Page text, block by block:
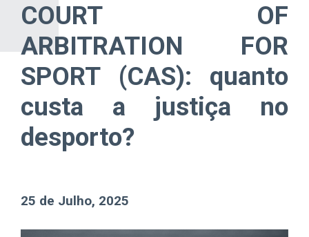
COURT OF
ARBITRATION FOR
SPORT (CAS): quanto
custa a justiça no
desporto?
25 de Julho, 2025